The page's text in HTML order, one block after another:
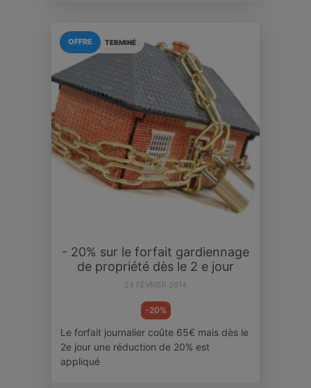
TERMINÉ
OFFRE
- 20% sur le forfait gardiennage
de propriété dès le 2 e jour
24 FÉVRIER 2014
-20%
Le forfait journalier coûte 65€ mais dès le
2e jour une réduction de 20% est
appliqué